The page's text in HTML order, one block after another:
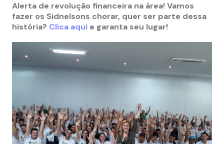
Alerta de revolução financeira na área! Vamos
fazer os Sidnelsons chorar, quer ser parte dessa
história? Clica aqui e garanta seu lugar!